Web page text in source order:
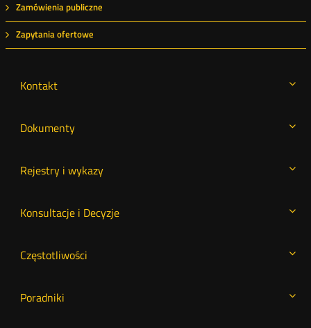
Zamówienia publiczne
Zapytania ofertowe
Kontakt
Dokumenty
Rejestry i wykazy
Konsultacje i Decyzje
Częstotliwości
Poradniki